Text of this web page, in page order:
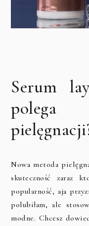
Serum
Nowa metoda
skuteczność zaraz
popularność, aja
polubiłam, ale
modne. Chcesz